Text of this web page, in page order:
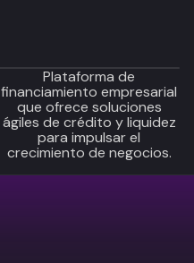
Plataforma de
financiamiento empresarial
que ofrece soluciones
ágiles de crédito y liquidez
para impulsar el
crecimiento de negocios.